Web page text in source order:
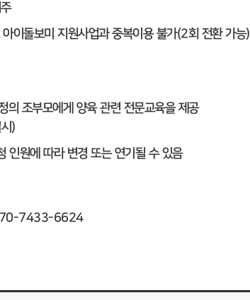
이돌보미 지원사업과 중복이용 불가(2회 전환 가능)
의 조부모에게 양육 관련 전문교육을 제공
)
인원에 따라 변경 또는 연기될 수 있음
070-7433-6624